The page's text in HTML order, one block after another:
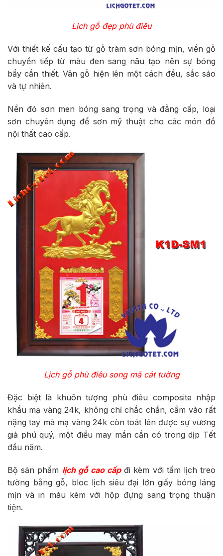
Lịch gỗ đẹp phù điêu
Với thiết kế cấu tạo từ gỗ tràm sơn bóng mịn, viền gỗ
chuyển tiếp từ màu đen sang nâu tạo nên sự bóng
bẩy cần thiết. Vân gỗ hiện lên một cách đều, sắc sảo
và tự nhiên.
Nền đỏ sơn men bóng sang trọng và đẳng cấp, loại
sơn chuyên dụng để sơn mỹ thuật cho các món đồ
nội thất cao cấp.
Lịch gỗ phù điêu song mã cát tường
Đặc biệt là khuôn tượng phù điêu composite nhập
khẩu mạ vàng 24k, không chỉ chắc chắn, cầm vào rất
nặng tay mà mạ vàng 24k còn toát lên được sự vương
giả phú quý, một điều may mắn cần có trong dịp Tết
đầu năm.
Bộ sản phẩm lịch gỗ cao cấpđi kèm với tấm lịch treo
tường bằng gỗ, bloc lịch siêu đại lớn giấy bóng láng
mịn và in màu kèm với hộp đựng sang trọng thuận
tiện.